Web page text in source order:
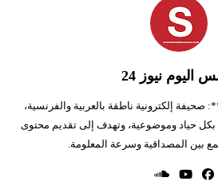
نيوز 24
إلكترونية ناطقة بالعربية والفرنسية،
بكل حياد وموضوعية، وتهدف إلى تقديم محتوى
بين المصداقية وسرعة المعلومة.